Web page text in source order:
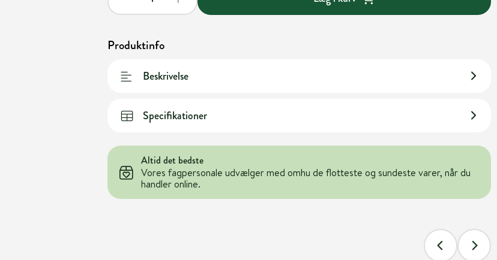
Produktinfo
Beskrivelse
Specifikationer
Altid det bedste
Vores fagpersonale udvælger med omhu de flotteste og sundeste varer, når du
handler online.